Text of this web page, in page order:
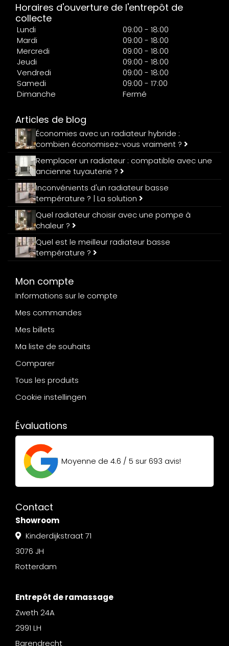
Horaires d'ouverture de l'entrepôt de
collecte
Lundi
09:00 - 18:00
Mardi
09:00 - 18:00
Mercredi
09:00 - 18:00
Jeudi
09:00 - 18:00
Vendredi
09:00 - 18:00
Samedi
09:00 - 17:00
Dimanche
Fermé
Articles de blog
Économies avec un radiateur hybride :
combien économisez-vous vraiment ?
Remplacer un radiateur : compatible avec une
ancienne tuyauterie ?
Inconvénients d'un radiateur basse
température ? | La solution
Quel radiateur choisir avec une pompe à
chaleur ?
Quel est le meilleur radiateur basse
température ?
Mon compte
Informations sur le compte
Mes commandes
Mes billets
Ma liste de souhaits
Comparer
Tous les produits
Cookie instellingen
Évaluations
Moyenne de 4.6 / 5 sur693 avis!
Contact
Showroom
Kinderdijkstraat 71
3076 JH
Rotterdam
Entrepôt de ramassage
Zweth 24A
2991 LH
Barendrecht